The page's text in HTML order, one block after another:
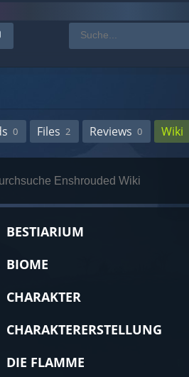
0 Files 2 Reviews 0 Wiki
BESTIARIUM
BIOME
CHARAKTER
CHARAKTERERSTELLUNG
DIE FLAMME